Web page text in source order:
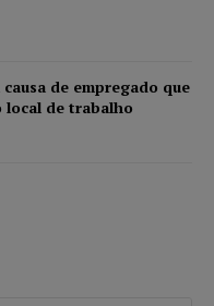
de empregado que
local de trabalho